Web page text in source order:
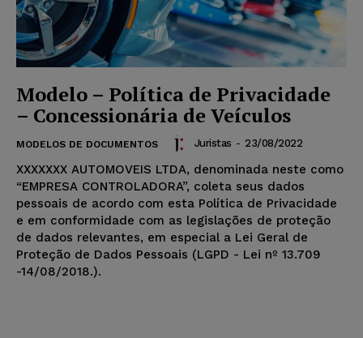
Modelo – Política de Privacidade
– Concessionária de Veículos
MODELOS DE DOCUMENTOS Juristas - 23/08/2022
XXXXXXX AUTOMOVEIS LTDA, denominada neste como
“EMPRESA CONTROLADORA”, coleta seus dados
pessoais de acordo com esta Política de Privacidade
e em conformidade com as legislações de proteção
de dados relevantes, em especial a Lei Geral de
Proteção de Dados Pessoais (LGPD - Lei nº 13.709
-14/08/2018.).